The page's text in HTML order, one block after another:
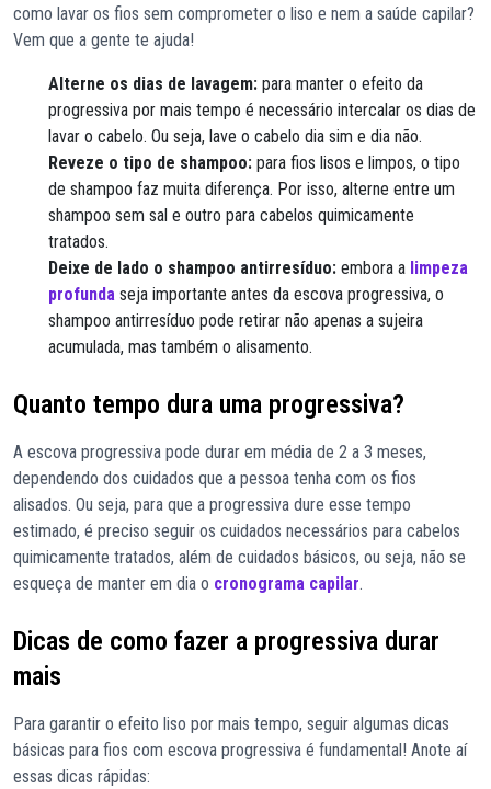
como lavar os fios sem comprometer o liso e nem a saúde capilar?
Vem que a gente te ajuda!
Alterne os dias de lavagem: para manter o efeito da
progressiva por mais tempo é necessário intercalar os dias de
lavar o cabelo. Ou seja, lave o cabelo dia sim e dia não.
Reveze o tipo de shampoo: para fios lisos e limpos, o tipo
de shampoo faz muita diferença. Por isso, alterne entre um
shampoo sem sal e outro para cabelos quimicamente
tratados.
Deixe de lado o shampoo antirresíduo: embora a limpeza
profunda seja importante antes da escova progressiva, o
shampoo antirresíduo pode retirar não apenas a sujeira
acumulada, mas também o alisamento.
Quanto tempo dura uma progressiva?
A escova progressiva pode durar em média de 2 a 3 meses,
dependendo dos cuidados que a pessoa tenha com os fios
alisados. Ou seja, para que a progressiva dure esse tempo
estimado, é preciso seguir os cuidados necessários para cabelos
quimicamente tratados, além de cuidados básicos, ou seja, não se
esqueça de manter em dia o cronograma capilar.
Dicas de como fazer a progressiva durar
mais
Para garantir o efeito liso por mais tempo, seguir algumas dicas
básicas para fios com escova progressiva é fundamental! Anote aí
essas dicas rápidas: